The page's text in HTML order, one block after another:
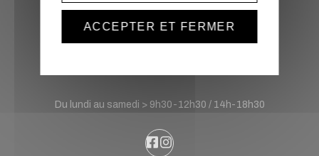
Sonatek Location
France
Du lundi au samedi > 9h30-12h30 / 14h-18h30
ACCEPTER ET FERMER